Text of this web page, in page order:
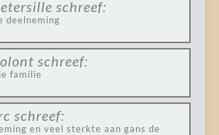
schreef:
deelneming
schreef:
familie
schreef:
en veel sterkte aan gans de